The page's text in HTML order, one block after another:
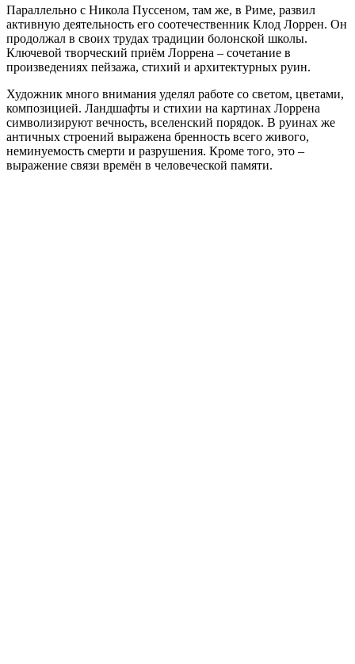
Параллельно с Никола Пуссеном, там же, в Риме, развил
активную деятельность его соотечественник Клод Лоррен. Он
продолжал в своих трудах традиции болонской школы.
Ключевой творческий приём Лоррена – сочетание в
произведениях пейзажа, стихий и архитектурных руин.
Художник много внимания уделял работе со светом, цветами,
композицией. Ландшафты и стихии на картинах Лоррена
символизируют вечность, вселенский порядок. В руинах же
античных строений выражена бренность всего живого,
неминуемость смерти и разрушения. Кроме того, это –
выражение связи времён в человеческой памяти.